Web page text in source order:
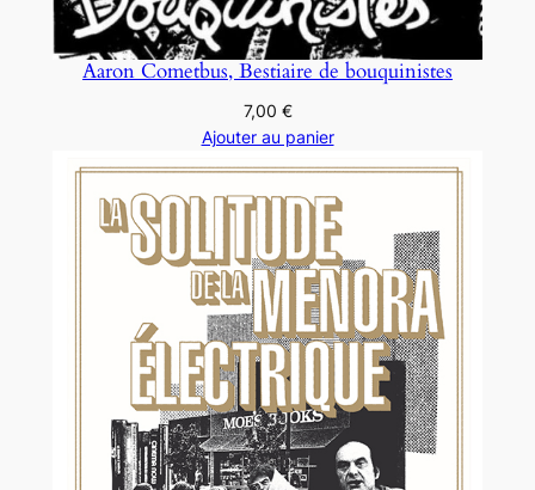
Aaron Cometbus, Bestiaire de bouquinistes
7,00 €
Ajouter au panier